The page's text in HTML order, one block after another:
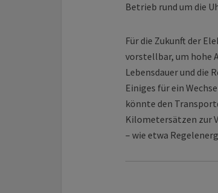
Betrieb rund um die
Für die Zukunft der
vorstellbar, um hohe
Lebensdauer und die
Einiges für ein
könnte den
Kilometersätzen zur
– wie etwa